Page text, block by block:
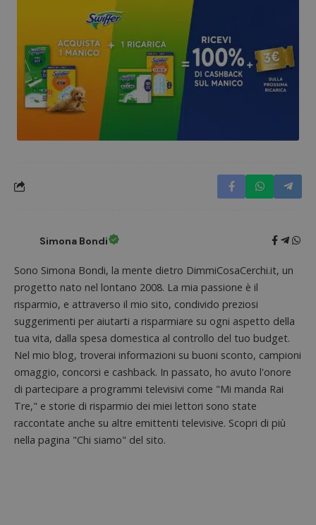
Simona Bondi
Sono Simona Bondi, la mente dietro DimmiCosaCerchi.it, un
progetto nato nel lontano 2008. La mia passione è il
risparmio, e attraverso il mio sito, condivido preziosi
suggerimenti per aiutarti a risparmiare su ogni aspetto della
tua vita, dalla spesa domestica al controllo del tuo budget.
Nel mio blog, troverai informazioni su buoni sconto, campioni
omaggio, concorsi e cashback. In passato, ho avuto l'onore
di partecipare a programmi televisivi come "Mi manda Rai
Tre," e storie di risparmio dei miei lettori sono state
raccontate anche su altre emittenti televisive. Scopri di più
nella pagina "Chi siamo" del sito.